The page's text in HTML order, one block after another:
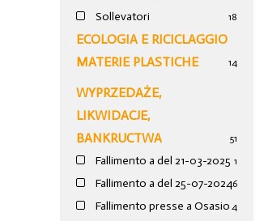
Sollevatori 18
ECOLOGIA E RICICLAGGIO
MATERIE PLASTICHE
14
WYPRZEDAŻE,
LIKWIDACJE,
BANKRUCTWA
51
Fallimento a del 21-03-2025 1
Fallimento a del 25-07-20246
Fallimento presse a Osasio 4